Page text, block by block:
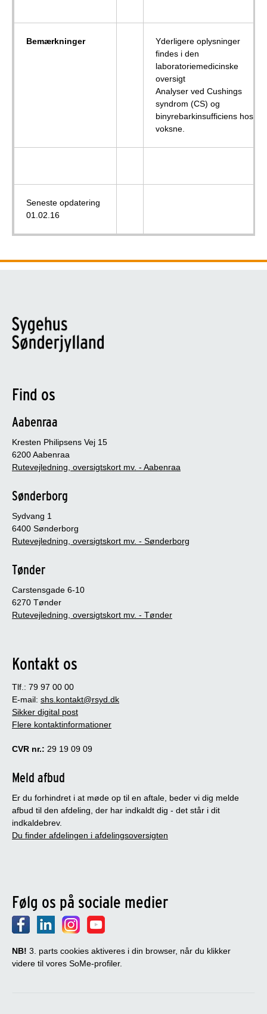
Bemærkninger
Yderligere oplysninger
findes i den
laboratoriemedicinske
oversigt
Analyser ved Cushings
syndrom (CS) og
binyrebarkinsufficiens hos
voksne.
Seneste opdatering
01.02.16
Find os
Aabenraa
Kresten Philipsens Vej 15
6200 Aabenraa
Rutevejledning, oversigtskort mv. - Aabenraa
Sønderborg
Sydvang 1
6400 Sønderborg
Rutevejledning, oversigtskort mv. - Sønderborg
Tønder
Carstensgade 6-10
6270 Tønder
Rutevejledning, oversigtskort mv. - Tønder
Kontakt os
Tlf.: 79 97 00 00
E-mail: shs.kontakt@rsyd.dk
Sikker digital post
Flere kontaktinformationer
CVR nr.: 29 19 09 09
Meld afbud
Er du forhindret i at møde op til en aftale, beder vi dig melde
afbud til den afdeling, der har indkaldt dig - det står i dit
indkaldebrev.
Du finder afdelingen i afdelingsoversigten
Følg os på sociale medier
NB! 3. parts cookies aktiveres i din browser, når du klikker
videre til vores SoMe-profiler.